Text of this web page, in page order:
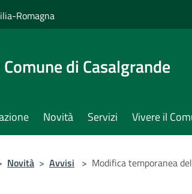
Romagna
Comune di Casalgrande
Novità Servizi Vivere il
Novità > Avvisi > Modifica temporanea